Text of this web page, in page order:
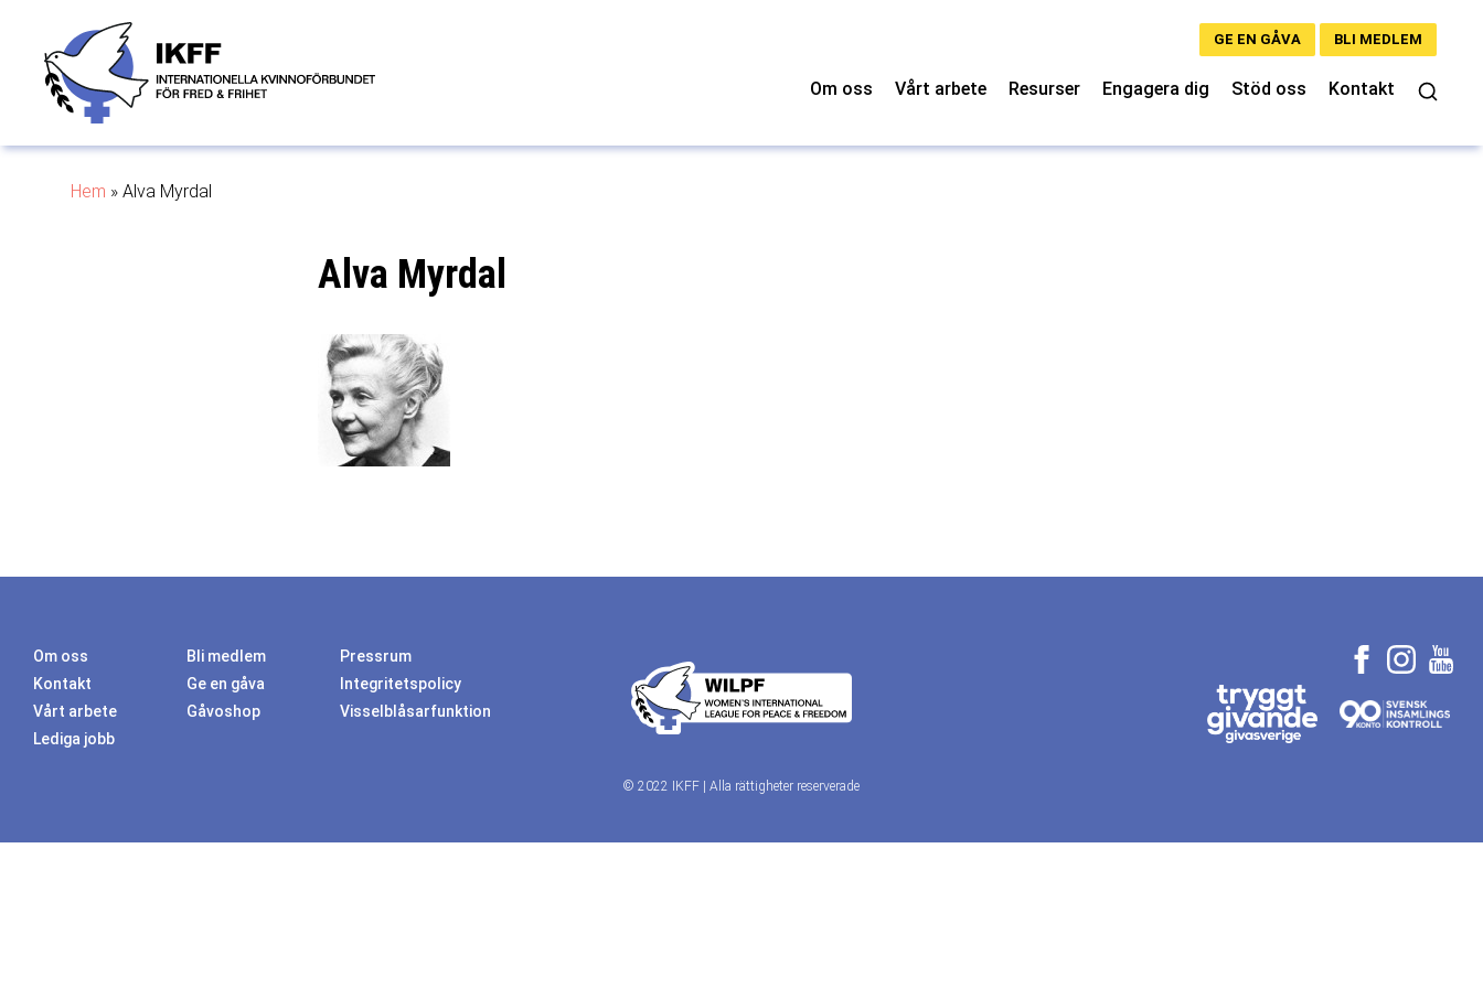
BLI MEDLEM
GE EN GÅVA
Om oss Vårt arbete Resurser Engagera dig Stöd oss Kontakt
Hem » Alva Myrdal
Alva Myrdal
Om oss Bli medlem
Pressrum
Kontakt
Ge en gåva
Integritetspolicy
Vårt arbete
Gåvoshop
Visselblåsarfunktion
Lediga jobb
© 2022 IKFF | Alla rättigheter reserverade